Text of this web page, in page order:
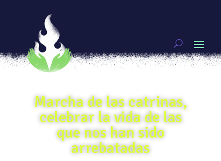
Marcha de las catrinas,
celebrar la vida de las
que nos han sido
arrebatadas